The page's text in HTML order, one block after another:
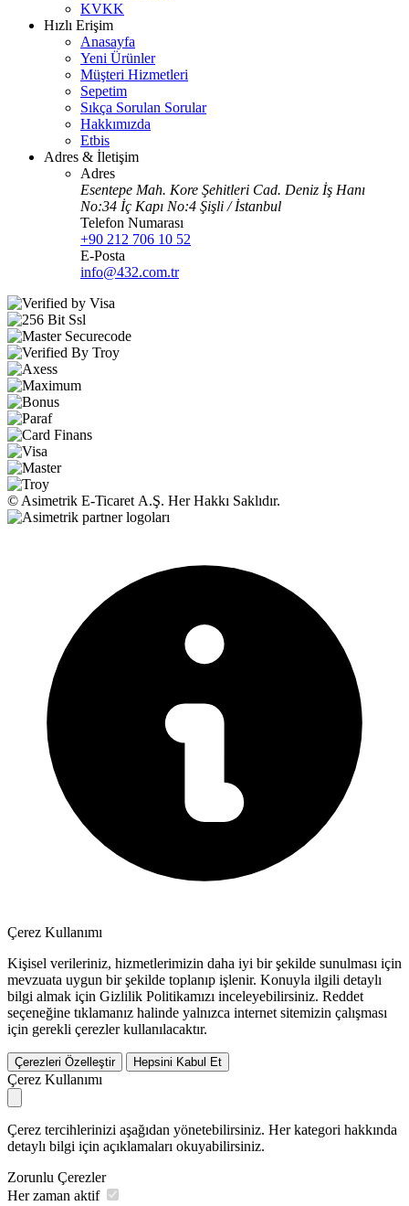
KVKK
Hızlı Erişim
Anasayfa
Yeni Ürünler
Müşteri Hizmetleri
Sepetim
Sıkça Sorulan Sorular
Hakkımızda
Etbis
Adres & İletişim
Adres
Esentepe Mah. Kore Şehitleri Cad. Deniz İş Hanı
No:34 İç Kapı No:4 Şişli / İstanbul
Telefon Numarası
+90 212 706 10 52
E-Posta
info@432.com.tr
© Asimetrik E‑Ticaret A.Ş. Her Hakkı Saklıdır.
Çerez Kullanımı
Kişisel verileriniz, hizmetlerimizin daha iyi bir şekilde sunulması için
mevzuata uygun bir şekilde toplanıp işlenir. Konuyla ilgili detaylı
bilgi almak için Gizlilik Politikamızı inceleyebilirsiniz. Reddet
seçeneğine tıklamanız halinde yalnızca internet sitemizin çalışması
için gerekli çerezler kullanılacaktır.
Çerezleri Özelleştir Hepsini Kabul Et
Çerez Kullanımı
Çerez tercihlerinizi aşağıdan yönetebilirsiniz. Her kategori hakkında
detaylı bilgi için açıklamaları okuyabilirsiniz.
Zorunlu Çerezler
Her zaman aktif